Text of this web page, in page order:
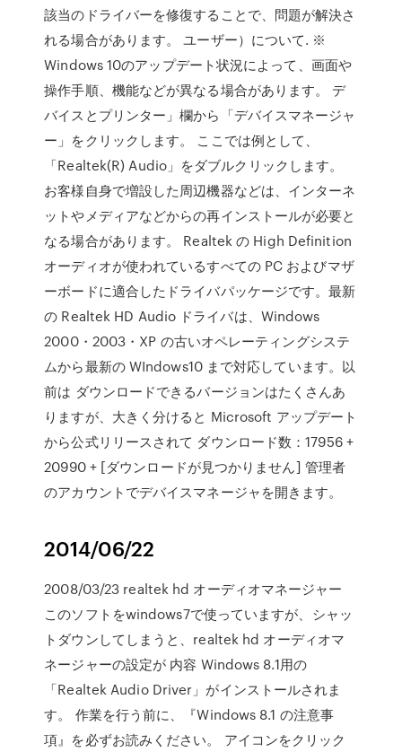
該当のドライバーを修復することで、問題が解決さ
れる場合があります。 ユーザー）について. ※
Windows 10のアップデート状況によって、画面や
操作手順、機能などが異なる場合があります。 デ
バイスとプリンター」欄から「デバイスマネージャ
ー」をクリックします。 ここでは例として、
「Realtek(R) Audio」をダブルクリックします。
お客様自身で増設した周辺機器などは、インターネ
ットやメディアなどからの再インストールが必要と
なる場合があります。 Realtek の High Definition
オーディオが使われているすべての PC およびマザ
ーボードに適合したドライバパッケージです。最新
の Realtek HD Audio ドライバは、Windows
2000・2003・XP の古いオペレーティングシステ
ムから最新の WIndows10 まで対応しています。以
前は ダウンロードできるバージョンはたくさんあ
りますが、大きく分けると Microsoft アップデート
から公式リリースされて ダウンロード数：17956 +
20990 + [ダウンロードが見つかりません] 管理者
のアカウントでデバイスマネージャを開きます。
2014/06/22
2008/03/23 realtek hd オーディオマネージャー
このソフトをwindows7で使っていますが、シャッ
トダウンしてしまうと、realtek hd オーディオマ
ネージャーの設定が 内容 Windows 8.1用の
「Realtek Audio Driver」がインストールされま
す。 作業を行う前に、『Windows 8.1 の注意事
項』を必ずお読みください。 アイコンをクリック